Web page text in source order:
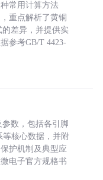
常用计算方法
重点解析了黄铜
的差异，并提供实
参考GB/T 4423-
参数，包括各引脚
等核心数据，并附
护机制及典型应
电子官方规格书